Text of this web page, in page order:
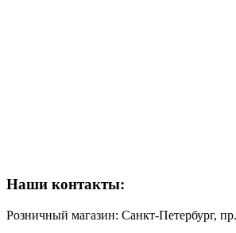
Наши контакты:
Розничный магазин: Санкт-Петербург,